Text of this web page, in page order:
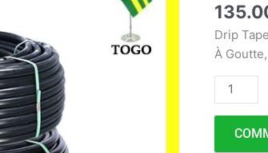
Drip
À
Ridige
Drip
16mm
x